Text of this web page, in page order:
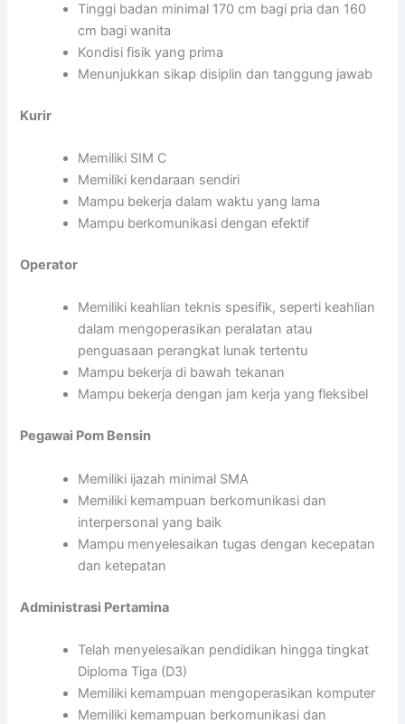
Tinggi badan minimal 170 cm bagi pria dan 160
cm bagi wanita
Kondisi fisik yang prima
Menunjukkan sikap disiplin dan tanggung jawab
Kurir
Memiliki SIM C
Memiliki kendaraan sendiri
Mampu bekerja dalam waktu yang lama
Mampu berkomunikasi dengan efektif
Operator
Memiliki keahlian teknis spesifik, seperti keahlian
dalam mengoperasikan peralatan atau
penguasaan perangkat lunak tertentu
Mampu bekerja di bawah tekanan
Mampu bekerja dengan jam kerja yang fleksibel
Pegawai Pom Bensin
Memiliki ijazah minimal SMA
Memiliki kemampuan berkomunikasi dan
interpersonal yang baik
Mampu menyelesaikan tugas dengan kecepatan
dan ketepatan
Administrasi Pertamina
Telah menyelesaikan pendidikan hingga tingkat
Diploma Tiga (D3)
Memiliki kemampuan mengoperasikan komputer
Memiliki kemampuan berkomunikasi dan